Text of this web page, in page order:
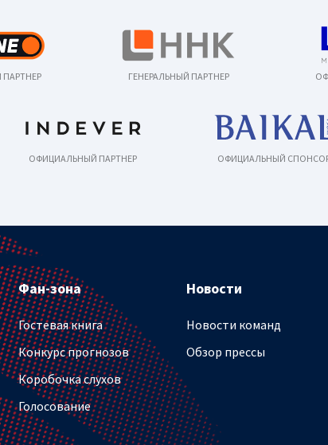
ГЕНЕРАЛЬНЫЙ ПАРТНЕР
ОФИЦИАЛЬНЫЙ ПАРТНЕР ОФИЦИАЛЬНЫЙ
Фан-зона
Гостевая книга
Конкурс прогнозов
Коробочка слухов
Голосование
Новости
Новости команд
Обзор прессы